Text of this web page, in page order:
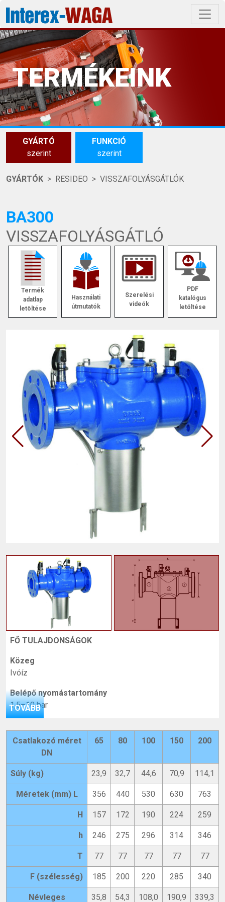
TERMÉKEINK
GYÁRTÓ
szerint
FUNKCIÓ
szerint
GYÁRTÓK RESIDEO VISSZAFOLYÁSGÁTLÓK
BA300
VISSZAFOLYÁSGÁTLÓ
Termék
adatlap
letöltése
Használati
útmutatók
Szerelési
videók
PDF
katalógus
letöltése
TOVÁBB
FŐ TULAJDONSÁGOK
Közeg
Ivóíz
Belépő nyomástartomány
1,5–10 bar
1,5 bar
Beépítési helyzet
Vízszintes beépítés, az ürítőszelep lefelé néz
Maximális üzemi közeghőmérséklet
Csatlakozási méret
DN 65–200
Jellemzők
Csatlakozó méret
DN
65 80 100 150 200
Súly (kg) 23,9 32,7 44,6 70,9 114,1
Méretek (mm) L 356 440 530 630 763
H 157 172 190 224 259
h 246 275 296 314 346
T 77 77 77 77 77
F (szélesség) 185 200 220 285 340
Névleges
35,8 54,3 108,0 190,9 339,3